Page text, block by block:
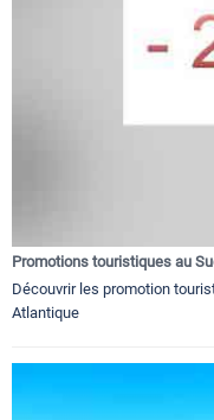
Promotions touristiques au
Découvrir les promotion
Atlantique